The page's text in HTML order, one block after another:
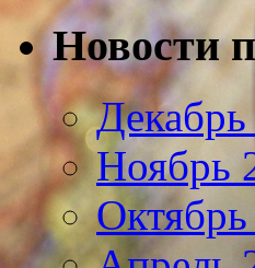
Новости
Ноябрь